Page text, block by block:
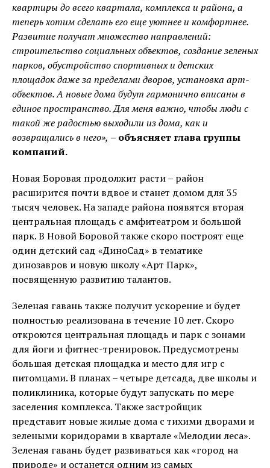
квартиры до всего квартала, комплекса и района, а
теперь хотим сделать его еще уютнее и комфортнее.
Развитие получат множество направлений:
строительство социальных объектов, создание зеленых
парков, обустройство спортивных и детских
площадок даже за пределами дворов, установка арт-
объектов. А новые дома будут гармонично вписаны в
единое пространство. Для меня важно, чтобы люди с
такой же радостью выходили из дома, как и
возвращались в него», – объясняет глава группы
компаний.
Новая Боровая продолжит расти – район
расширится почти вдвое и станет домом для 35
тысяч человек. На западе района появятся вторая
центральная площадь с амфитеатром и большой
парк. В Новой Боровой также скоро построят еще
один детский сад «ДиноСад» в тематике
динозавров и новую школу «Арт Парк»,
посвященную развитию талантов.
Зеленая гавань также получит ускорение и будет
полностью реализована в течение 10 лет. Скоро
откроются центральная площадь и парк с зонами
для йоги и фитнес-тренировок. Предусмотрены
большая детская площадка и место для игр с
питомцами. В планах – четыре детсада, две школы и
поликлиника, которые будут запускать по мере
заселения комплекса. Также застройщик
представит новые жилые дома с тихими дворами и
зелеными коридорами в квартале «Мелодии леса».
Зеленая гавань будет развиваться как «город на
природе» и останется одним из самых